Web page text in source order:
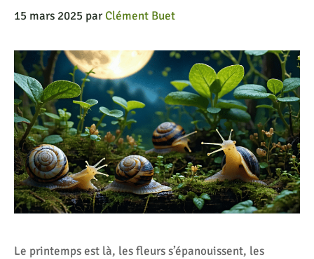
15 mars 2025 parClément Buet
Le printemps est là, les fleurs s’épanouissent, les